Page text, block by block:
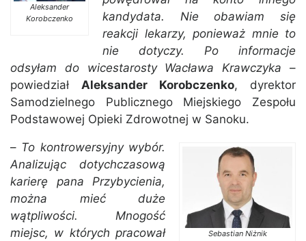
Aleksander
Korobczenko
kandydata. Nie obawiam się
reakcji lekarzy, ponieważ mnie to
nie dotyczy. Po informacje
odsyłam do wicestarosty Wacława Krawczyka –
powiedział Aleksander Korobczenko, dyrektor
Samodzielnego Publicznego Miejskiego Zespołu
Podstawowej Opieki Zdrowotnej w Sanoku.
Sebastian Niżnik
– To kontrowersyjny wybór.
Analizując dotychczasową
karierę pana Przybycienia,
można mieć duże
wątpliwości. Mnogość
miejsc, w których pracował